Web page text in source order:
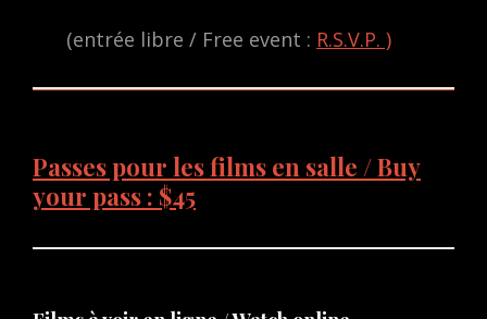
(entrée libre / Free event : R.S.V.P. )
Passes pour les films en salle / Buy
your pass : $45